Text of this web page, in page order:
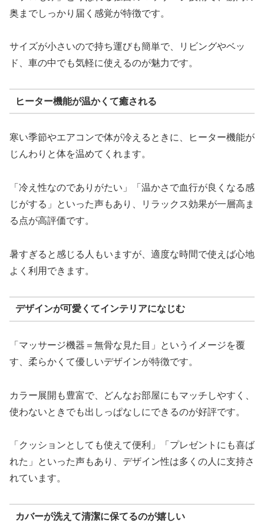
奥までしっかり届く感覚が特徴です。
サイズが小さいので持ち運びも簡単で、リビングやベッ
ド、車の中でも気軽に使えるのが魅力です。
ヒーター機能が温かくて癒される
寒い季節やエアコンで体が冷えるときに、ヒーター機能が
じんわりと体を温めてくれます。
「冷え性なのでありがたい」「温かさで血行が良くなる感
じがする」といった声もあり、リラックス効果が一層高ま
る点が高評価です。
暑すぎると感じる人もいますが、適度な時間で使えば心地
よく利用できます。
デザインが可愛くてインテリアになじむ
「マッサージ機器＝無骨な見た目」というイメージを覆
す、柔らかくて優しいデザインが特徴です。
カラー展開も豊富で、どんなお部屋にもマッチしやすく、
使わないときでも出しっぱなしにできるのが好評です。
「クッションとしても使えて便利」「プレゼントにも喜ば
れた」といった声もあり、デザイン性は多くの人に支持さ
れています。
カバーが洗えて清潔に保てるのが嬉しい